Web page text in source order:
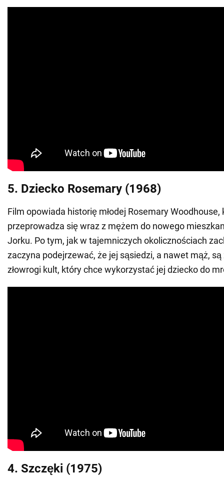
5. Dziecko Rosemary (1968)
Film opowiada historię młodej Rosemary Woodhouse,
przeprowadza się wraz z mężem do nowego
Jorku. Po tym, jak w tajemniczych okolicznościach
zaczyna podejrzewać, że jej sąsiedzi, a nawet mąż,
złowrogi kult, który chce wykorzystać jej dziecko do
4. Szczęki (1975)